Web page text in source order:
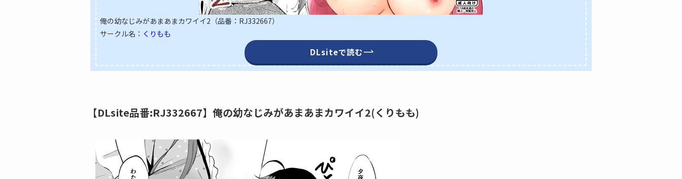
俺の幼なじみがあまあまカワイイ2（品番：RJ332667）
サークル名： くりもも
DLsiteで読む
【DLsite品番:RJ332667】俺の幼なじみがあまあまカワイイ2(くりもも)